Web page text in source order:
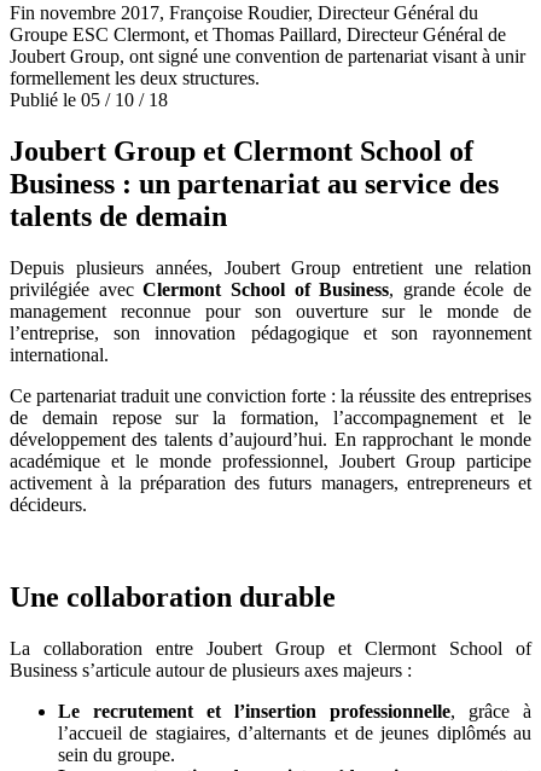
Fin novembre 2017, Françoise Roudier, Directeur Général du
Groupe ESC Clermont, et Thomas Paillard, Directeur Général de
Joubert Group, ont signé une convention de partenariat visant à unir
formellement les deux structures.
Publié le 05 / 10 / 18
Joubert Group et Clermont School of
Business : un partenariat au service des
talents de demain
Depuis plusieurs années, Joubert Group entretient une relation
privilégiée avecClermont School of Business, grande école de
management reconnue pour son ouverture sur le monde de
l’entreprise, son innovation pédagogique et son rayonnement
international.
Ce partenariat traduit une conviction forte : la réussite des entreprises
de demain repose sur la formation, l’accompagnement et le
développement des talents d’aujourd’hui. En rapprochant le monde
académique et le monde professionnel, Joubert Group participe
activement à la préparation des futurs managers, entrepreneurs et
décideurs.
Une collaboration durable
La collaboration entre Joubert Group et Clermont School of
Business s’articule autour de plusieurs axes majeurs :
Le recrutement et l’insertion professionnelle, grâce à
l’accueil de stagiaires, d’alternants et de jeunes diplômés au
sein du groupe.